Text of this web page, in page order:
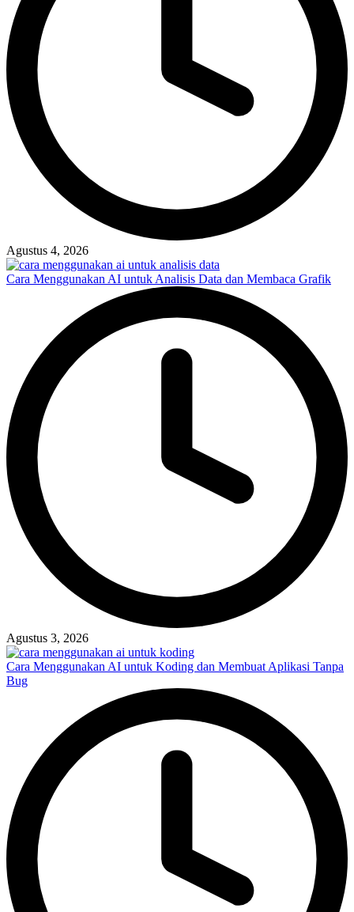
Agustus 4, 2026
Cara Menggunakan AI untuk Analisis Data dan Membaca Grafik
Agustus 3, 2026
Cara Menggunakan AI untuk Koding dan Membuat Aplikasi Tanpa
Bug